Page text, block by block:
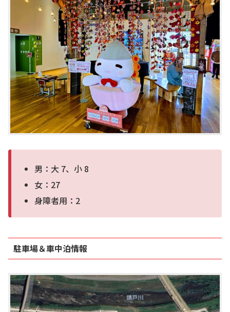
男：大 7、小 8
女：27
身障者用：2
駐車場＆車中泊情報